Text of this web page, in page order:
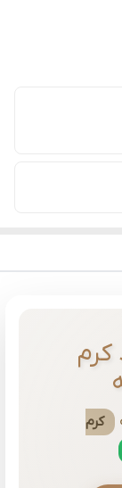
کرم
کرم